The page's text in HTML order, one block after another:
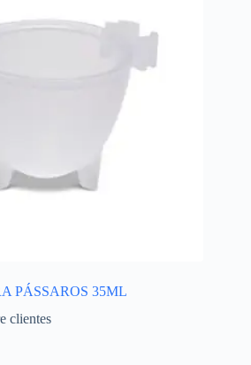
PÁSSAROS 35ML
clientes